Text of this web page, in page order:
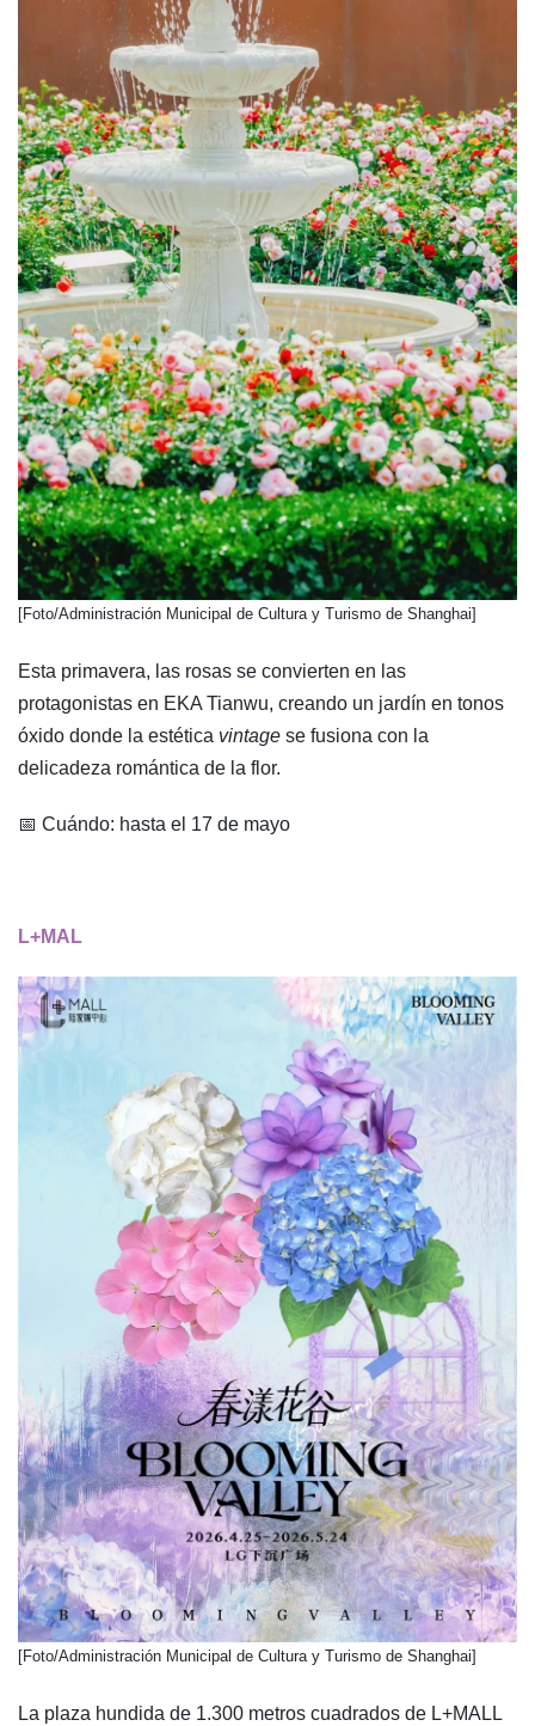
​[Foto/Administración Municipal de Cultura y Turismo de Shanghai]
Esta primavera, las rosas se convierten en las
protagonistas en EKA Tianwu, creando un jardín en tonos
óxido donde la estética vintage se fusiona con la
delicadeza romántica de la flor.
📅 Cuándo: hasta el 17 de mayo
L+MAL
​[Foto/Administración Municipal de Cultura y Turismo de Shanghai]
La plaza hundida de 1.300 metros cuadrados de L+MALL